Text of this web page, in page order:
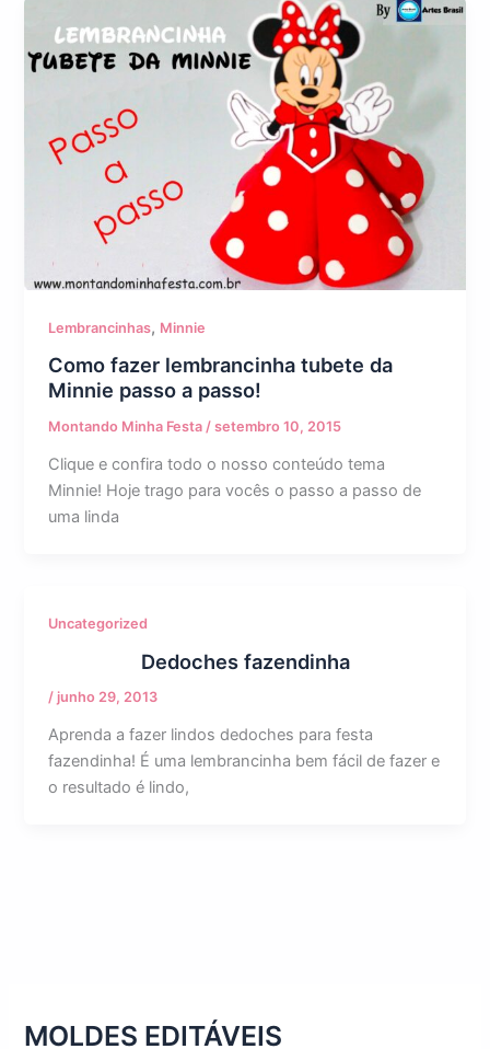
Lembrancinhas, Minnie
Como fazer lembrancinha tubete da
Minnie passo a passo!
Montando Minha Festa/setembro 10, 2015
Clique e confira todo o nosso conteúdo tema
Minnie! Hoje trago para vocês o passo a passo de
uma linda
Uncategorized
Dedoches fazendinha
/ junho 29, 2013
Aprenda a fazer lindos dedoches para festa
fazendinha! É uma lembrancinha bem fácil de fazer e
o resultado é lindo,
MOLDES EDITÁVEIS